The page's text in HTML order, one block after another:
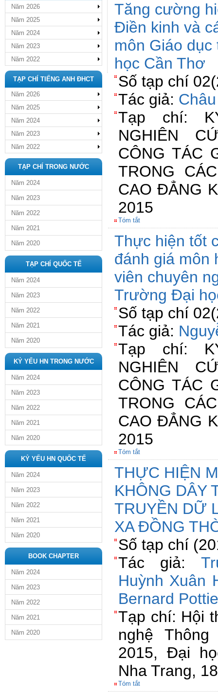
Năm 2026
Năm 2025
Năm 2024
Năm 2023
Năm 2022
TẠP CHÍ TIẾNG ANH ĐHCT
Năm 2026
Năm 2025
Năm 2024
Năm 2023
Năm 2022
TẠP CHÍ TRONG NƯỚC
Năm 2024
Năm 2023
Năm 2022
Năm 2021
Năm 2020
TẠP CHÍ QUỐC TẾ
Năm 2024
Năm 2023
Năm 2022
Năm 2021
Năm 2020
KỶ YẾU HN TRONG NƯỚC
Năm 2024
Năm 2023
Năm 2022
Năm 2021
Năm 2020
KỶ YẾU HN QUỐC TẾ
Năm 2024
Năm 2023
Năm 2022
Năm 2021
Năm 2020
BOOK CHAPTER
Năm 2024
Năm 2023
Năm 2022
Năm 2021
Năm 2020
Tăng cường
Điền kinh và
môn Giáo
học Cần Thơ
Số tạp chí
Tác giả:
Tạp chí:
NGHIÊN
CÔNG TÁC
TRONG
CAO ĐẲNG
2015
Tóm tắt
Thực hiện tốt
đánh giá môn
viên chuyên
Trường Đại
Số tạp chí
Tác giả:
Tạp chí:
NGHIÊN
CÔNG TÁC
TRONG
CAO ĐẲNG
2015
Tóm tắt
THỰC HIỆN
KHÔNG DÂY
TRUYỀN DỮ
XA ĐỒNG
Số tạp chí
Tác giả:
Huỳnh Xuân
Bernard
Tạp chí: Hội
nghệ
2015, Đại
Nha Trang,
Tóm tắt